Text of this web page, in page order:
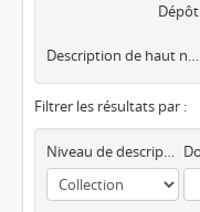
Dépôt
Description de haut niveau
Filtrer les résultats par :
Niveau de description